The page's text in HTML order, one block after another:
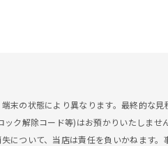
末の状態により異なります。最終的な見
ック解除コード等)はお預かりいたしません
について、当店は責任を負いかねます。